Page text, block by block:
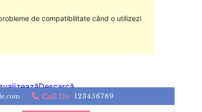
de compatibilitate când o utilizezi
Descarcă
1.0.3